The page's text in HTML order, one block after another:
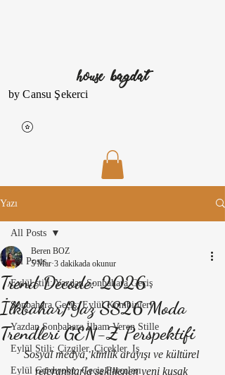
house bagdat
by Cansu Şekerci
Yazı
All Posts
Eylül stili: Yazdan Sonbahara Geçiş
Sonbahara Geçiş: Eylül Kombinleri
Yazdan Sonbahara İlham Veren Stille
Eylül Stili: Çizgiler, Çiçekler, Iş
Eylül Gardırobu: Geçiş Parçaları
All Posts
Trend Decode: 2026
İlkbahar/Yaz SS26 Moda
Trendleri GEN-Z Perspektifi
Beren BOZ
5 Mar 3 dakikada okunur
Sosyal medya, kimlik arayışı ve kültürel
referanslarla şekillenen yeni kuşak